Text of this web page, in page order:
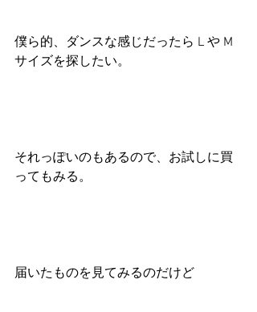
僕ら的、ダンスな感じだったら L や M
サイズを探したい。
それっぽいのもあるので、お試しに買
ってもみる。
届いたものを見てみるのだけど